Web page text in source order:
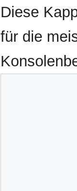
Diese
für die